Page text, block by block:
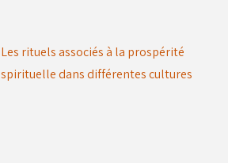
Les rituels associés à la prospérité
spirituelle dans différentes cultures